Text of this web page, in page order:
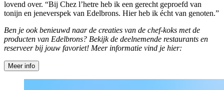
lovend over. “Bij Chez l’hetre heb ik een gerecht geproefd van
tonijn en jeneverspek van Edelbrons. Hier heb ik écht van genoten.”
Ben je ook benieuwd naar de creaties van de chef-koks met de
producten van Edelbrons? Bekijk de deelnemende restaurants en
reserveer bij jouw favoriet! Meer informatie vind je hier:
Meer info